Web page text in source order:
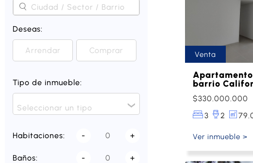
Deseas:
Arrendar Comprar
Tipo de inmueble:
Seleccionar un tipo
Habitaciones: - +
Baños: - +
Venta
barrio
$330.000.000
3
2
Ver inmueble >